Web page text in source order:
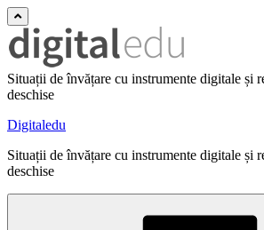
Situații de învățare cu instrumente digitale și
deschise
Digitaledu
Situații de învățare cu instrumente digitale și
deschise